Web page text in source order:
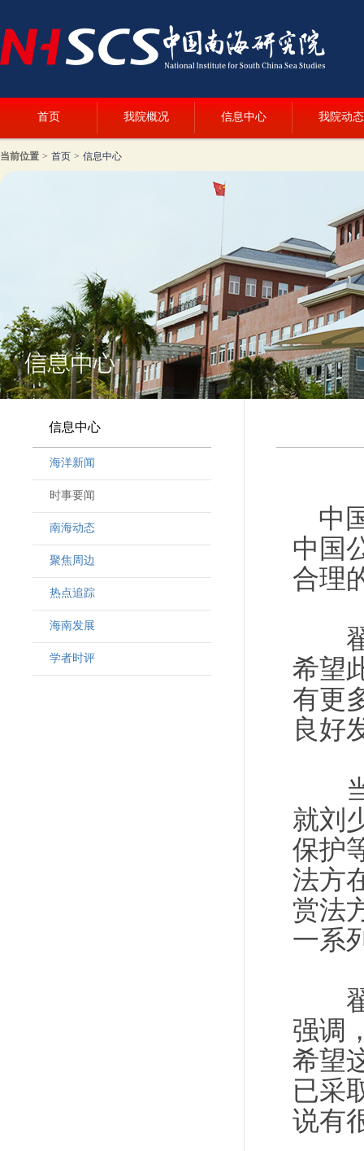
首页 我院概况 信息中心 我院动态
当前位置 > 首页 > 信息中心
信息中心
海洋新闻
时事要闻
南海动态
聚焦周边
热点追踪
海南发展
学者时评
中
中国
合理
翟
希望
有更
良好
当
就刘
保护
法方
赏法
一系
翟
强调
希望
已采
说有